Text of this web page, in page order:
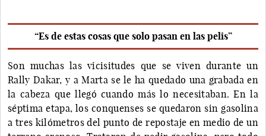
“Es de estas cosas que solo pasan en las pelis”
Son muchas las vicisitudes que se viven durante un
Rally Dakar, y a Marta se le ha quedado una grabada en
la cabeza que llegó cuando más lo necesitaban. En la
séptima etapa, los conquenses se quedaron sin gasolina
a tres kilómetros del punto de repostaje en medio de un